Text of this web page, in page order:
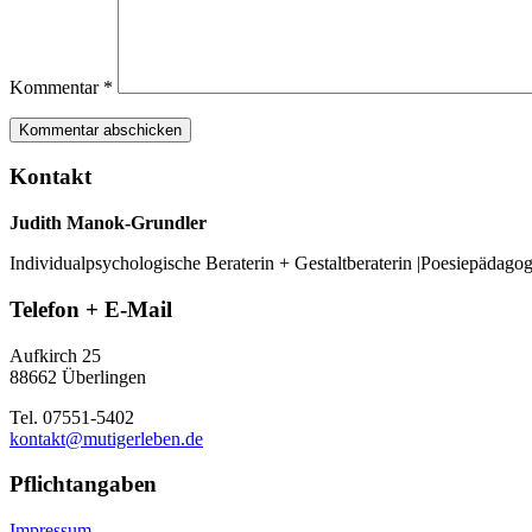
Kommentar *
Kontakt
Judith Manok-Grundler
Individualpsychologische Beraterin + Gestaltberaterin
Telefon + E-Mail
Aufkirch 25
88662 Überlingen
Tel. 07551-5402
kontakt@mutigerleben.de
Pflichtangaben